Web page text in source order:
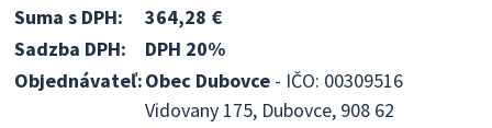
Suma s DPH:
364,28 €
Sadzba DPH:
DPH 20%
Objednávateľ:Obec Dubovce - IČO: 00309516
Vidovany 175, Dubovce, 908 62